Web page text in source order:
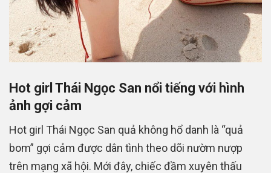
Hot girl Thái Ngọc San nổi tiếng với hình
ảnh gợi cảm
Hot girl Thái Ngọc San quả không hổ danh là “quả
bom” gợi cảm được dân tình theo dõi nườm nượp
trên mạng xã hội. Mới đây, chiếc đầm xuyên thấu